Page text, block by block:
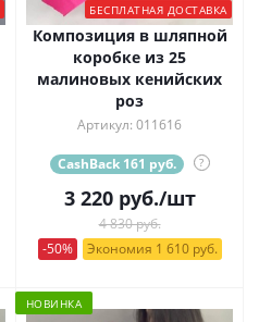
БЕСПЛАТНАЯ ДОСТАВКА
Композиция в шляпной
коробке из 25
малиновых кенийских
роз
Артикул: 011616
CashBack 161 руб. ?
3 220руб./шт
4 830 руб.
-50%
Экономия 1 610 руб.
НОВИНКА